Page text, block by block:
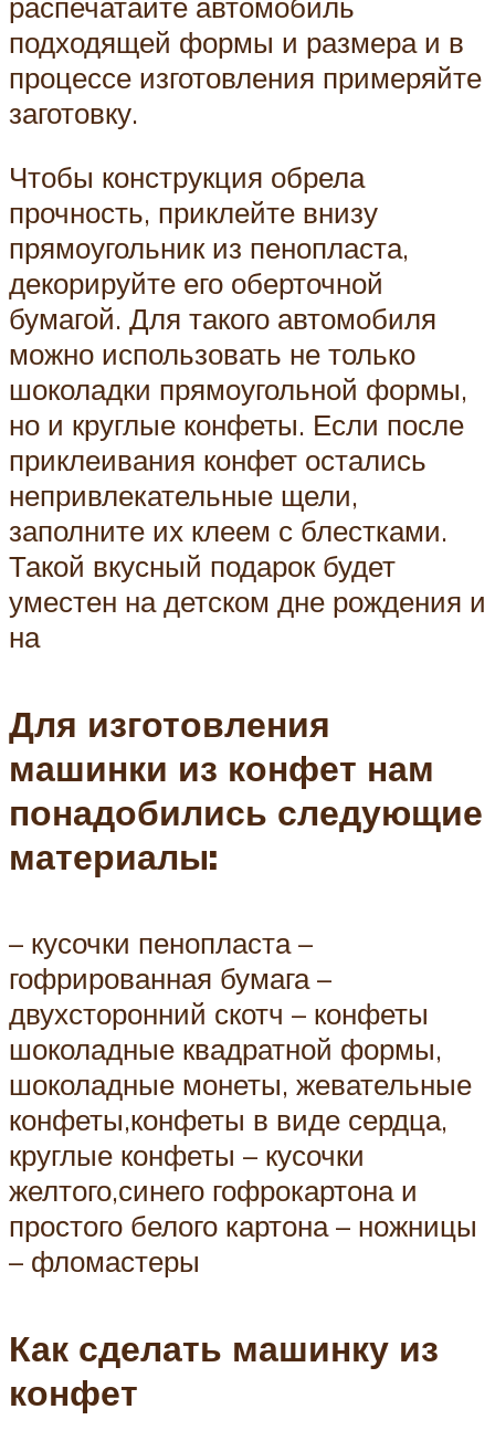
распечатайте автомобиль
подходящей формы и размера и в
процессе изготовления примеряйте
заготовку.
Чтобы конструкция обрела
прочность, приклейте внизу
прямоугольник из пенопласта,
декорируйте его оберточной
бумагой. Для такого автомобиля
можно использовать не только
шоколадки прямоугольной формы,
но и круглые конфеты. Если после
приклеивания конфет остались
непривлекательные щели,
заполните их клеем с блестками.
Такой вкусный подарок будет
уместен на детском дне рождения и
на
Для изготовления
машинки из конфет нам
понадобились следующие
материалы:
– кусочки пенопласта –
гофрированная бумага –
двухсторонний скотч – конфеты
шоколадные квадратной формы,
шоколадные монеты, жевательные
конфеты,конфеты в виде сердца,
круглые конфеты – кусочки
желтого,синего гофрокартона и
простого белого картона – ножницы
– фломастеры
Как сделать машинку из
конфет